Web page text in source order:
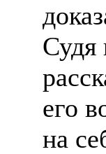
Судя
его
на